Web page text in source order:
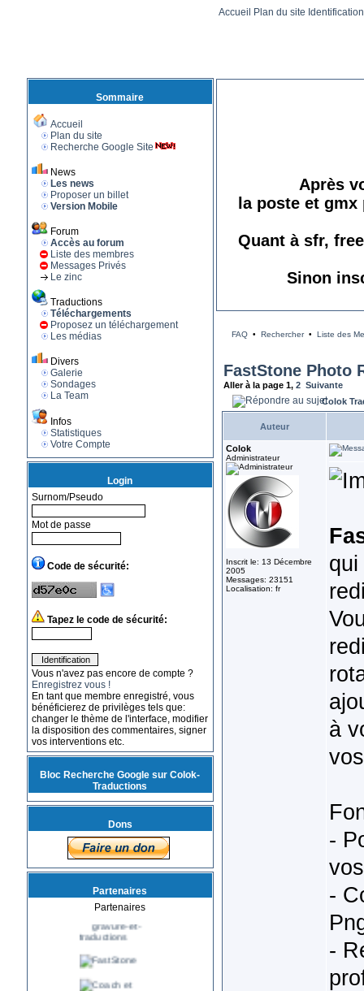
Accueil Plan du site
Sommaire
Accueil
Plan du site
Recherche Google Site
News
Les news
Proposer un billet
Version Mobile
Forum
Accès au forum
Liste des membres
Messages Privés
Le zinc
Traductions
Téléchargements
Proposez un téléchargement
Les médias
Divers
Galerie
Sondages
La Team
Infos
Statistiques
Votre Compte
Login
Surnom/Pseudo
Mot de passe
Code de sécurité:
Tapez le code de sécurité:
Vous n'avez pas encore de compte ?
Enregistrez vous !
En tant que membre enregistré, vous
bénéficierez de privilèges tels que:
changer le thème de l'interface, modifier
la disposition des commentaires, signer
vos interventions etc.
Bloc Recherche Google sur Colok-
Traductions
Dons
Partenaires
Partenaires
Après
la poste et
Quant à sfr,
Sinon
FAQ• Rechercher• Liste des
FastStone Photo
Aller à la page 1, 2 Suivante
Colok
Auteur
Colok
Administrateur
Inscrit le: 13 Décembre
2005
Messages: 23151
Localisation: fr
à
-
-
-